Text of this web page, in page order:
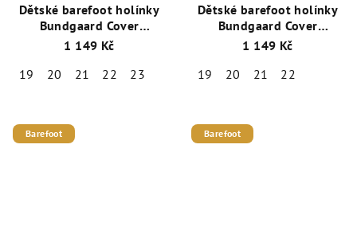
Dětské barefoot holínky
Bundgaard Cover
BG401046_9412 Rose
1 149 Kč
19
20 21 22 23
Dětské barefoot holínky
Bundgaard Cover
BG401046_9430 Rose
1 149 Kč
19
20 21 22
Barefoot Barefoot